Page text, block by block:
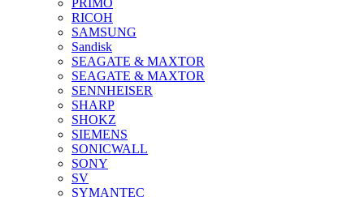
RICOH
SAMSUNG
Sandisk
SEAGATE & MAXTOR
SEAGATE & MAXTOR
SENNHEISER
SHARP
SHOKZ
SIEMENS
SONICWALL
SONY
SV
SYMANTEC